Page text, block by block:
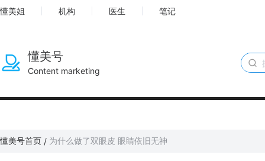
懂美姐 机构 医生 笔记
懂美号
Content marketing
懂美号首页 / 为什么做了双眼皮 眼睛依旧无神